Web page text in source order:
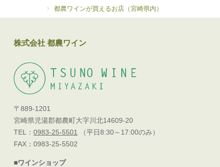
都農ワインが買えるお店（宮崎県内）
株式会社 都農ワイン
〒889-1201
宮崎県児湯郡都農町大字川北14609-20
TEL：0983-25-5501
（平日8:30～17:00のみ）
FAX：0983-25-5502
■ワインショップ